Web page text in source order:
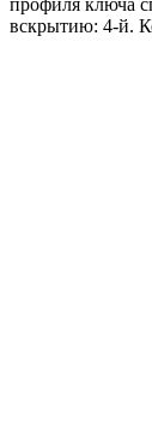
профиля ключа
вскрытию: 4-й.